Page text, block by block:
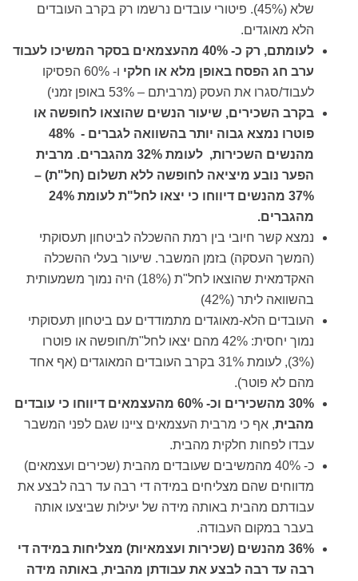
שלא (45%). פיטורי עובדים נרשמו רק בקרב העובדים
הלא מאוגדים.
לעומתם, רק כ- 40% מהעצמאים בסקר המשיכו לעבוד
ערב חג הפסח באופן מלא או חלקי
ו- 60% הפסיקו
לעבוד/סגרו את העסק (מרביתם – 53% באופן זמני)
בקרב השכירים, שיעור הנשים שהוצאו לחופשה או
פוטרו נמצא גבוה יותר בהשוואה לגברים - 48%
מהנשים השכירות, לעומת 32% מהגברים. מרבית
הפער נובע מיציאה לחופשה ללא תשלום (חל"ת) –
37% מהנשים דיווחו כי יצאו לחל"ת לעומת 24%
מהגברים.
נמצא קשר חיובי בין רמת ההשכלה לביטחון תעסוקתי
(המשך העסקה) בזמן המשבר. שיעור בעלי ההשכלה
האקדמאית שהוצאו לחל"ת (18%) היה נמוך משמעותית
בהשוואה ליתר (42%)
העובדים הלא-מאוגדים מתמודדים עם ביטחון תעסוקתי
נמוך יחסית: 42% מהם יצאו לחל"ת/חופשה או פוטרו
(3%), לעומת 31% בקרב העובדים המאוגדים (אף אחד
מהם לא פוטר).
30% מהשכירים וכ- 60% מהעצמאים דיווחו כי עובדים
מהבית, אף כי מרבית העצמאים ציינו שגם לפני המשבר
עבדו לפחות חלקית מהבית.
כ- 40% מהמשיבים שעובדים מהבית (שכירים ועצמאים)
מדווחים שהם מצליחים במידה די רבה עד רבה לבצע את
עבודתם מהבית באותה מידה של יעילות שביצעו אותה
בעבר במקום העבודה.
36% מהנשים (שכירות ועצמאיות) מצליחות במידה די
רבה עד רבה לבצע את עבודתן מהבית, באותה מידה